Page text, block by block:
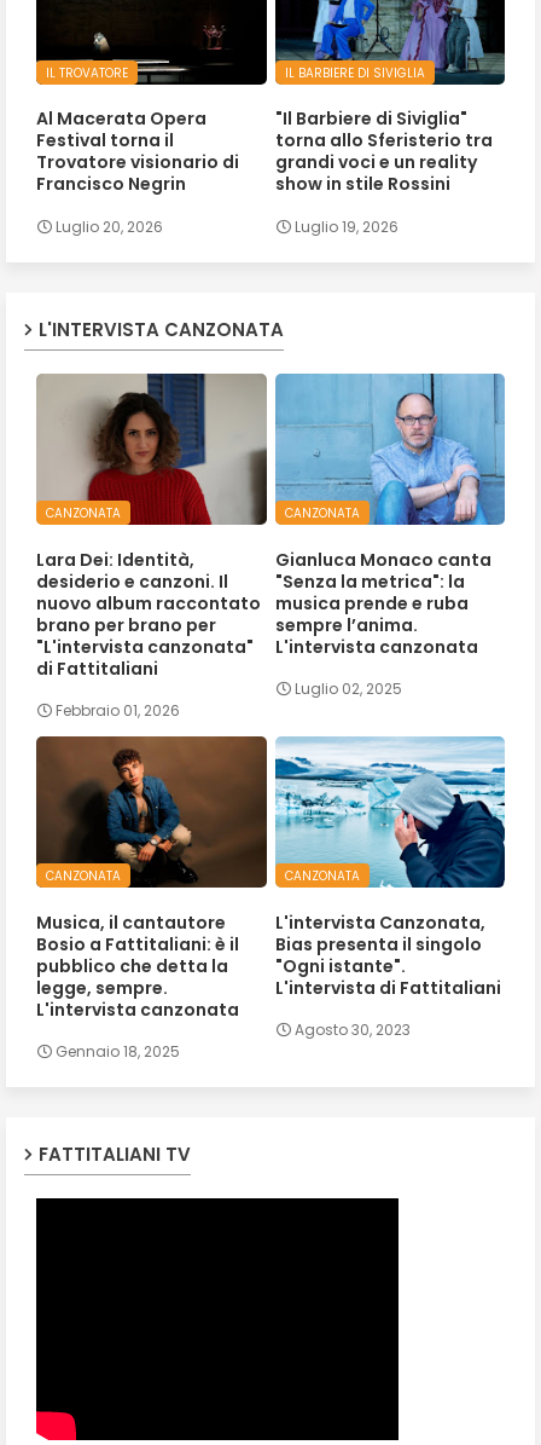
IL TROVATORE
Al Macerata Opera
Festival torna il
Trovatore visionario di
Francisco Negrin
Luglio 20, 2026
IL BARBIERE DI SIVIGLIA
"Il Barbiere di Siviglia"
torna allo Sferisterio tra
grandi voci e un reality
show in stile Rossini
Luglio 19, 2026
L'INTERVISTA CANZONATA
CANZONATA
Lara Dei: Identità,
desiderio e canzoni. Il
nuovo album raccontato
brano per brano per
"L'intervista canzonata"
di Fattitaliani
Febbraio 01, 2026
CANZONATA
Gianluca Monaco canta
"Senza la metrica": la
musica prende e ruba
sempre l’anima.
L'intervista canzonata
Luglio 02, 2025
CANZONATA
Musica, il cantautore
Bosio a Fattitaliani: è il
pubblico che detta la
legge, sempre.
L'intervista canzonata
Gennaio 18, 2025
CANZONATA
L'intervista Canzonata,
Bias presenta il singolo
"Ogni istante".
L'intervista di Fattitaliani
Agosto 30, 2023
FATTITALIANI TV